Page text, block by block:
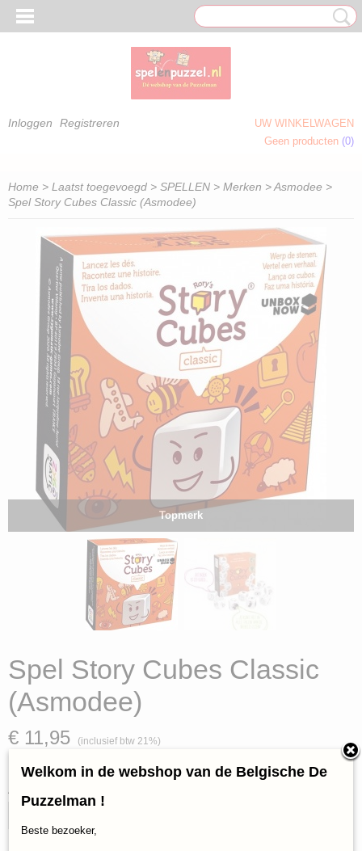
Inloggen Registreren
UW WINKELWAGEN
Geen producten (0)
Home > Laatst toegevoegd > SPELLEN > Merken >Asmodee >
Spel Story Cubes Classic (Asmodee)
Topmerk
Spel Story Cubes Classic
(Asmodee)
€ 11,95 (inclusief btw 21%)
Op voorraad
Aantal
Welkom in de webshop van de Belgische De
Puzzelman !
Beste bezoeker,